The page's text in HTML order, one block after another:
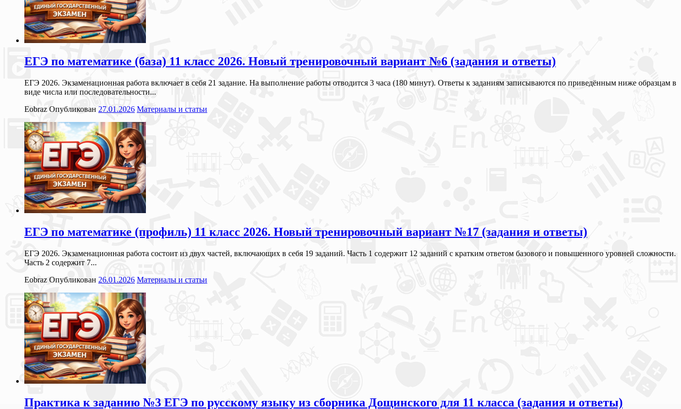
ЕГЭ по математике (база) 11 класс 2026. Новый тренировочный вариант №6 (задания и ответы)
ЕГЭ 2026. Экзаменационная работа включает в себя 21 задание. На выполнение работы отводится 3 часа (180 минут). Ответы к заданиям записываются по приведённым ниже образцам в
виде числа или последовательности...
Eobraz Опубликован 27.01.2026 Материалы и статьи
ЕГЭ по математике (профиль) 11 класс 2026. Новый тренировочный вариант №17 (задания и ответы)
ЕГЭ 2026. Экзаменационная работа состоит из двух частей, включающих в себя 19 заданий. Часть 1 содержит 12 заданий с кратким ответом базового и повышенного уровней сложности.
Часть 2 содержит 7...
Eobraz Опубликован 26.01.2026 Материалы и статьи
Практика к заданию №3 ЕГЭ по русскому языку из сборника Дощинского для 11 класса (задания и ответы)